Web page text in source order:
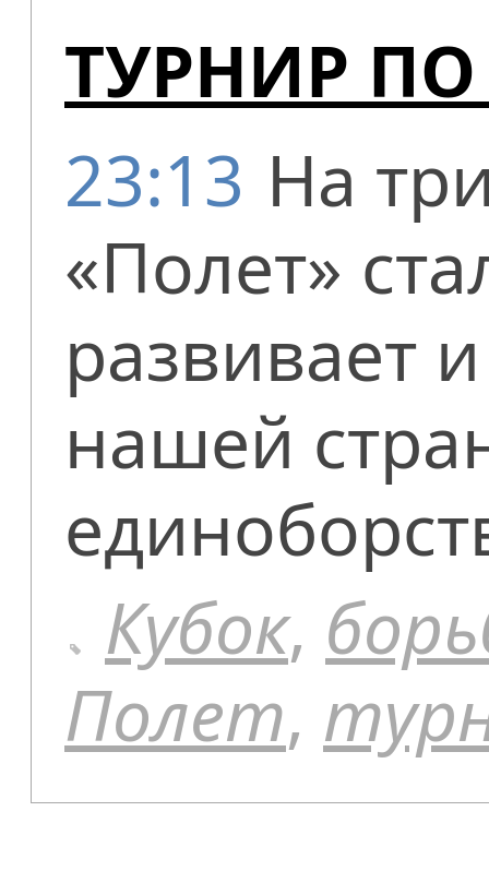
ТУРНИР
23:13 На
«Полет»
развивает
нашей
Кубок,
Полет,